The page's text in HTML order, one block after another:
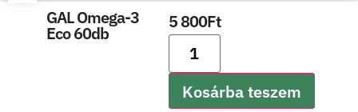
GAL Omega-3
Eco 60db
5 800Ft
Kosárba teszem